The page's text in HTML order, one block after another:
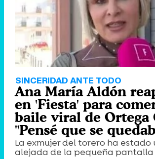
SINCERIDAD ANTE TODO
Ana María Aldón
en 'Fiesta' para
baile viral de Ortega
"Pensé que se
La exmujer del torero ha estado
alejada de la pequeña pantalla